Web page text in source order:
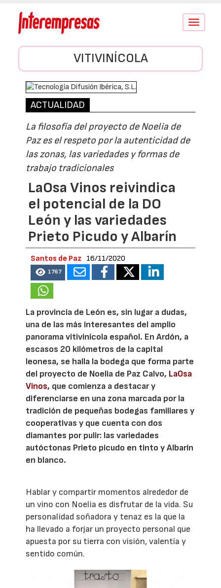
Conmutar
VITIVINÍCOLA
ACTUALIDAD
La filosofía del proyecto de Noelia de
Paz es el respeto por la autenticidad de
las zonas, las variedades y formas de
trabajo tradicionales
LaOsa Vinos reivindica
el potencial de la DO
León y las variedades
Prieto Picudo y Albarín
Santos de Paz 16/11/2020
1767
La provincia de León es, sin lugar a dudas,
una de las más interesantes del amplio
panorama vitivinícola español. En Ardón, a
escasos 20 kilómetros de la capital
leonesa, se halla la bodega que forma parte
del proyecto de Noelia de Paz Calvo, LaOsa
Vinos, que comienza a destacar y
diferenciarse en una zona marcada por la
tradición de pequeñas bodegas familiares y
cooperativas y que cuenta con dos
diamantes por pulir: las variedades
autóctonas Prieto picudo en tinto y Albarín
en blanco.
Hablar y compartir momentos alrededor de
un vino con Noelia es disfrutar de la vida. Su
personalidad soñadora y tenaz es la que la
ha llevado a forjar un proyecto personal que
apuesta por su tierra con visión, valentía y
sentido común.